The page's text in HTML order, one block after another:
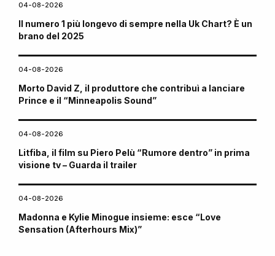
04-08-2026
Il numero 1 più longevo di sempre nella Uk Chart? È un
brano del 2025
04-08-2026
Morto David Z, il produttore che contribuì a lanciare
Prince e il “Minneapolis Sound”
04-08-2026
Litfiba, il film su Piero Pelù “Rumore dentro” in prima
visione tv – Guarda il trailer
04-08-2026
Madonna e Kylie Minogue insieme: esce “Love
Sensation (Afterhours Mix)”